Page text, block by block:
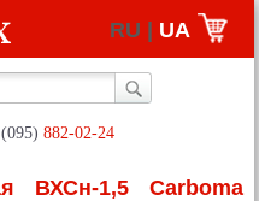
RU | UA
(095) 882-02-24
ВХСн-1,5 Сarboma